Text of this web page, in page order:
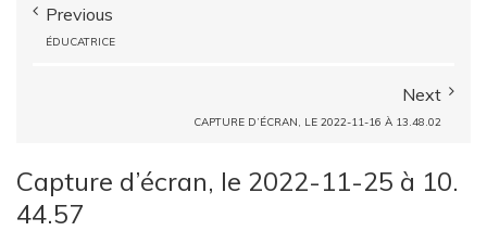
Previous
ÉDUCATRICE
Next
CAPTURE D’ÉCRAN, LE 2022-11-16 À 13.48.02
Capture d’écran, le 2022-11-25 à 10.
44.57